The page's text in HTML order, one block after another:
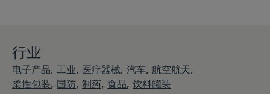
行业
电子产品, 工业, 医疗器械, 汽车, 航空航天,
柔性包装, 国防, 制药, 食品, 饮料罐装